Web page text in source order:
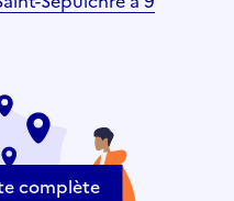
complète